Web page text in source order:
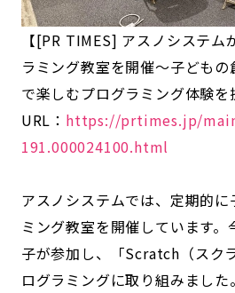
【[PR TIMES] アスノシステ
ラミング教室を開催～子ども
で楽しむプログラミング体験を
URL： https://prtimes.jp/
191.000024100.html
アスノシステムでは、定期的
ミング教室を開催しています
子が参加し、「Scratch（スク
ログラミングに取り組みまし